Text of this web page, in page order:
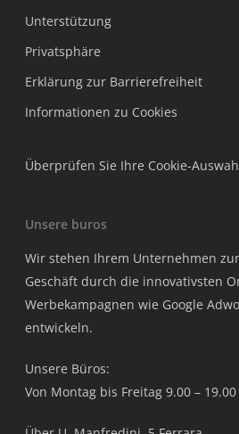
Unterstützung
Privatsphäre
Erklärung zur Barrierefreiheit
Informationen zu Cookies
Überprüfen Sie Ihre Cookie-
Unsere buros
Wir stehen Ihrem Unternehmen
Geschäft durch die innovativsten
Werbekampagnen wie Google
entwickeln.
Unsere Büros:
Von Montag bis Freitag 9.00 –